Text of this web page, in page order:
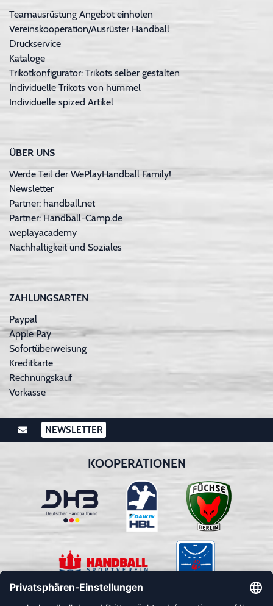
Teamausrüstung Angebot einholen
Vereinskooperation/Ausrüster Handball
Druckservice
Kataloge
Trikotkonfigurator: Trikots selber gestalten
Individuelle Trikots von hummel
Individuelle spized Artikel
ÜBER UNS
Werde Teil der WePlayHandball Family!
Newsletter
Partner: handball.net
Partner: Handball-Camp.de
weplayacademy
Nachhaltigkeit und Soziales
ZAHLUNGSARTEN
Paypal
Apple Pay
Sofortüberweisung
Kreditkarte
Rechnungskauf
Vorkasse
NEWSLETTER
KOOPERATIONEN